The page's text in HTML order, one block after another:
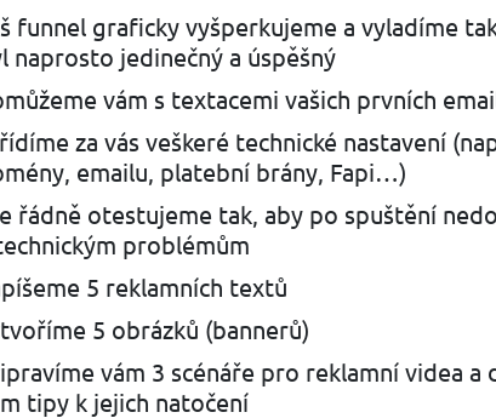
funnel graficky vyšperkujeme a vyladíme
naprosto jedinečný a úspěšný
vám s textacemi vašich prvních
za vás veškeré technické nastavení
emailu, platební brány, Fapi…)
řádně otestujeme tak, aby po spuštění
problémům
5 reklamních textů
5 obrázků (bannerů)
vám 3 scénáře pro reklamní videa a
tipy k jejich natočení